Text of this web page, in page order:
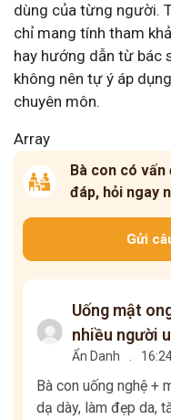
dùng của từng người.
chỉ mang tính tham
hay hướng dẫn từ bác
không nên tự ý áp
chuyên môn.
Array
Bà con có
đáp, hỏi ngay
Gửi
Uống mật
nhiều người
Ẩn Danh
Bà con uống nghệ +
dạ dày, làm đẹp da,